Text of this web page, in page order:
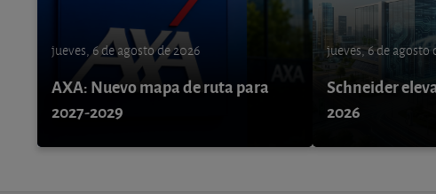
jueves, 6 de agosto de 2026
AXA: Nuevo mapa de ruta para
2027-2029
jueves, 6 de agosto
Schneider
2026